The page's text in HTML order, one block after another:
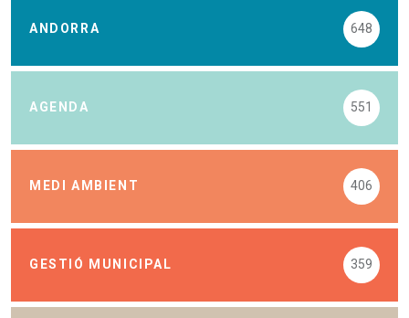
ANDORRA 648
AGENDA 551
MEDI AMBIENT 406
GESTIÓ MUNICIPAL 359